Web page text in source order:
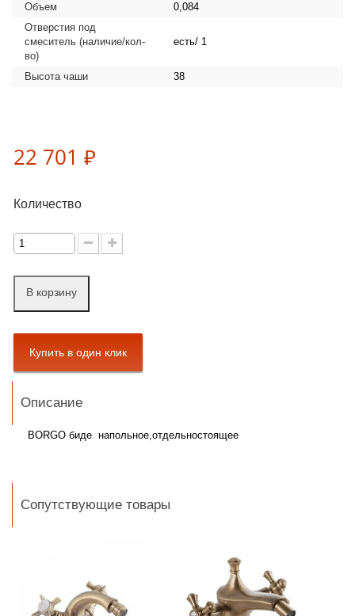
Объем
0,084
Отверстия под
смеситель (наличие/кол-
во)
есть/ 1
Высота чаши 38
22 701 ₽
Количество
В корзину
Описание
BORGO биде напольное,отдельностоящее
Сопутствующие товары